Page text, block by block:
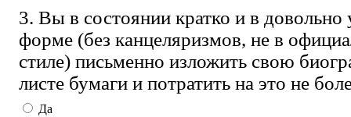
3. Вы в состоянии кратко и в довольно
форме (без канцеляризмов, не в
стиле) письменно изложить свою
листе бумаги и потратить на это не
Да